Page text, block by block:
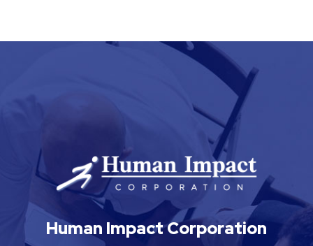
Human Impact Corporation